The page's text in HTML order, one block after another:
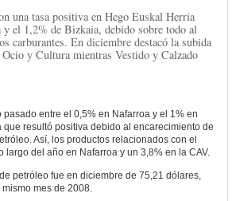
una tasa positiva en Hego Euskal Herria
el 1,2% de Bizkaia, debido sobre todo al
carburantes. En diciembre destacó la subida
y Cultura mientras Vestido y Calzado
entre el 0,5% en Nafarroa y el 1% en
resultó positiva debido al encarecimiento de
Así, los productos relacionados con el
largo del año en Nafarroa y un 3,8% en la CAV.
petróleo fue en diciembre de 75,21 dólares,
mes de 2008.